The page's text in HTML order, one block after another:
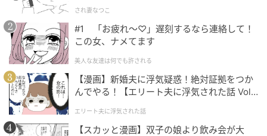
され妻なつこ
#1 「お疲れ〜♡」遅刻するなら連絡して！
この女、ナメてます
美人な友達は何でも許される
【漫画】新婚夫に浮気疑惑！絶対証拠をつか
んでやる！【エリート夫に浮気された話 Vol.
エリート夫に浮気された話
【スカッと漫画】双子の娘より飲み会が大